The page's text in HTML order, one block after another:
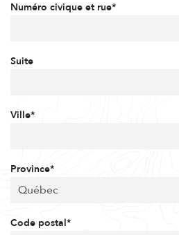
Numéro civique et rue*
Suite
Ville*
Province*
Code postal*